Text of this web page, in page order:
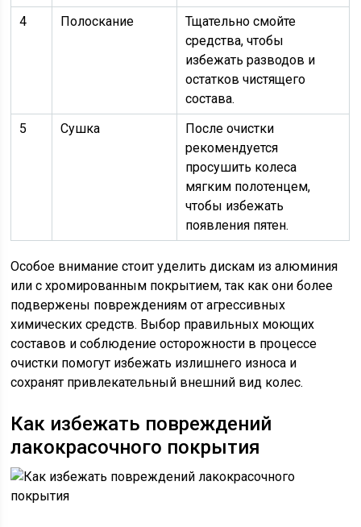
4
Полоскание
Тщательно смойте
средства, чтобы
избежать разводов и
остатков чистящего
состава.
5
Сушка
После очистки
рекомендуется
просушить колеса
мягким полотенцем,
чтобы избежать
появления пятен.
Особое внимание стоит уделить дискам из алюминия
или с хромированным покрытием, так как они более
подвержены повреждениям от агрессивных
химических средств. Выбор правильных моющих
составов и соблюдение осторожности в процессе
очистки помогут избежать излишнего износа и
сохранят привлекательный внешний вид колес.
Как избежать повреждений
лакокрасочного покрытия